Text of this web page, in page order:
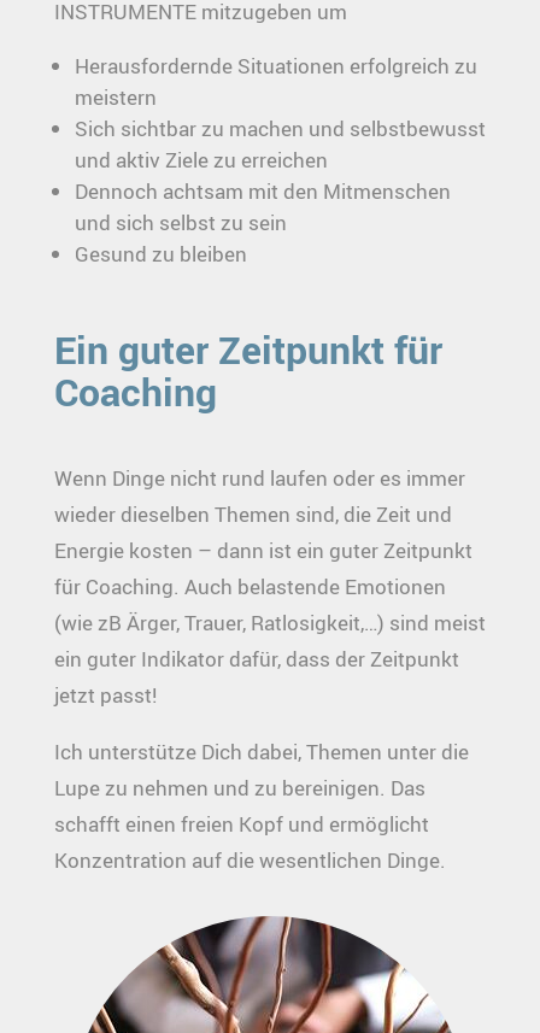
INSTRUMENTE mitzugeben um
Herausfordernde Situationen erfolgreich zu
meistern
Sich sichtbar zu machen und selbstbewusst
und aktiv Ziele zu erreichen
Dennoch achtsam mit den Mitmenschen
und sich selbst zu sein
Gesund zu bleiben
Ein guter Zeitpunkt für
Coaching
Wenn Dinge nicht rund laufen oder es immer
wieder dieselben Themen sind, die Zeit und
Energie kosten – dann ist ein guter Zeitpunkt
für Coaching. Auch belastende Emotionen
(wie zB Ärger, Trauer, Ratlosigkeit,…) sind meist
ein guter Indikator dafür, dass der Zeitpunkt
jetzt passt!
Ich unterstütze Dich dabei, Themen unter die
Lupe zu nehmen und zu bereinigen. Das
schafft einen freien Kopf und ermöglicht
Konzentration auf die wesentlichen Dinge.